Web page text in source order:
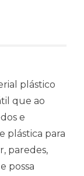
plástico
que ao
e
plástica para
paredes,
possa